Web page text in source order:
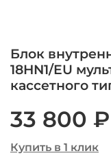
Блок
18HN1/EU
кассетного
33 800 ₽
Купить в 1 клик